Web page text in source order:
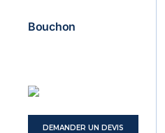
Bouchon
DEMANDER UN DEVIS